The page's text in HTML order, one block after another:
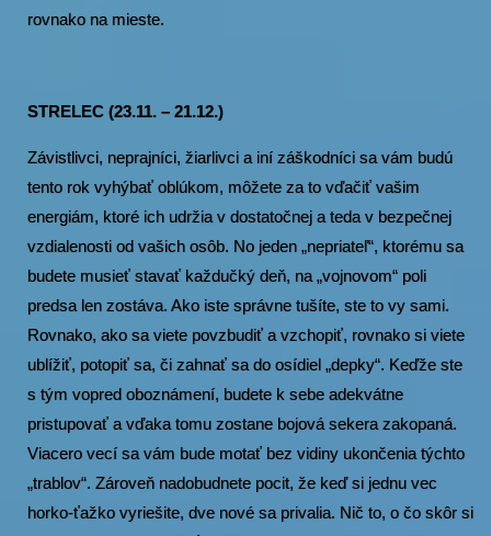
rovnako na mieste.
STRELEC (23.11. – 21.12.)
Závistlivci, neprajníci, žiarlivci a iní záškodníci sa vám budú
tento rok vyhýbať oblúkom, môžete za to vďačiť vašim
energiám, ktoré ich udržia v dostatočnej a teda v bezpečnej
vzdialenosti od vašich osôb. No jeden „nepriateľ“, ktorému sa
budete musieť stavať každučký deň, na „vojnovom“ poli
predsa len zostáva. Ako iste správne tušíte, ste to vy sami.
Rovnako, ako sa viete povzbudiť a vzchopiť, rovnako si viete
ublížiť, potopiť sa, či zahnať sa do osídiel „depky“. Keďže ste
s tým vopred oboznámení, budete k sebe adekvátne
pristupovať a vďaka tomu zostane bojová sekera zakopaná.
Viacero vecí sa vám bude motať bez vidiny ukončenia týchto
„trablov“. Zároveň nadobudnete pocit, že keď si jednu vec
horko-ťažko vyriešite, dve nové sa privalia. Nič to, o čo skôr si